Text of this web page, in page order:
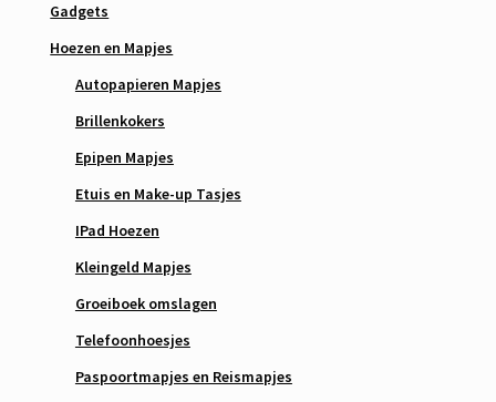
Gadgets
Hoezen en Mapjes
Autopapieren Mapjes
Brillenkokers
Epipen Mapjes
Etuis en Make-up Tasjes
IPad Hoezen
Kleingeld Mapjes
Groeiboek omslagen
Telefoonhoesjes
Paspoortmapjes en Reismapjes